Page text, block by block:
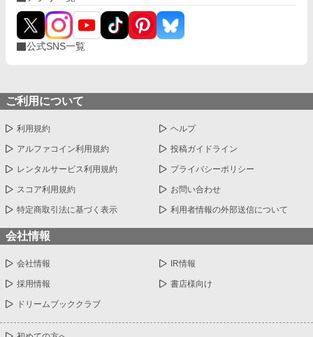
公式SNS一覧
ご利用について
利用規約 ヘルプ
アルファコイン利用規約 投稿ガイドライン
レンタルサービス利用規約 プライバシーポリシー
スコア利用規約 お問い合わせ
特定商取引法に基づく表示 利用者情報の外部送信について
会社情報
会社情報 IR情報
採用情報 書店様向け
ドリームブッククラブ